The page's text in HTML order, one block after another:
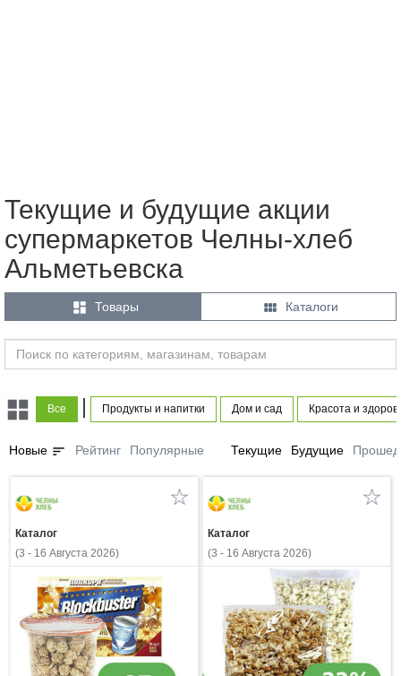
Текущие и будущие акции
супермаркетов Челны-хлеб
Альметьевска
 Товары  Каталоги
Все | Продукты и напитки Дом и сад Красота и
Новые sort Рейтинг Популярные Текущие Будущие
Каталог
(3 - 16 Августа 2026)
Каталог
(3 - 16 Августа 2026)